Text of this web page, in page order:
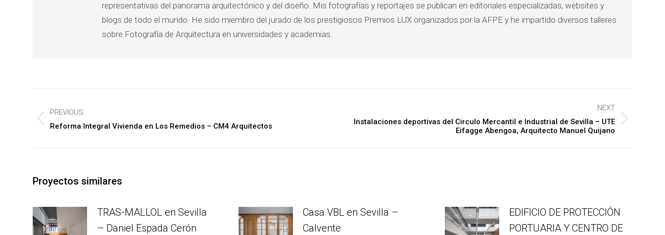
representativas del panorama arquitectónico y del diseño. Mis fotografías y reportajes se publican en editoriales especializadas, websites y
blogs de todo el mundo. He sido miembro del jurado de los prestigiosos Premios LUX organizados por la AFPE y he impartido diversos talleres
sobre Fotografía de Arquitectura en universidades y academias.
navigation
PREVIOUS
Previous
Reforma Integral Vivienda en Los Remedios – CM4 Arquitectos
NEXT
Next
Instalaciones deportivas del Circulo Mercantil e Industrial de Sevilla – UTE
Eifagge Abengoa, Arquitecto Manuel Quijano
Proyectos similares
TRAS-MALLOL en Sevilla
– Daniel Espada Cerón
Casa VBL en Sevilla –
Calvente
EDIFICIO DE PROTECCIÓN
PORTUARIA Y CENTRO DE